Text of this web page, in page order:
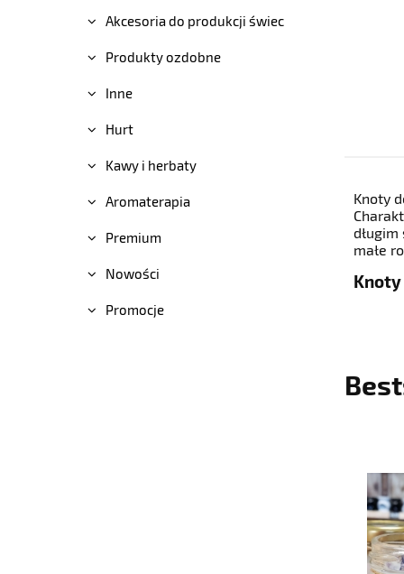
Akcesoria do produkcji świec
Produkty ozdobne
Inne
Hurt
Kawy i herbaty
Aromaterapia
Premium
Nowości
Promocje
Knoty
małe